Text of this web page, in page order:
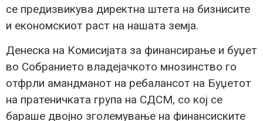
се предизвикува директна штета на бизнисите
и економскиот раст на нашата земја.
Денеска на Комисијата за финансирање и буџет
во Собранието владејачкото мнозинство го
отфрли амандманот на ребалансот на Буџетот
на пратеничката група на СДСМ, со кој се
бараше двојно зголемување на финансиските